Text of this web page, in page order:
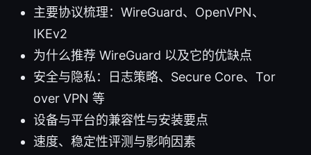
主要协议梳理：WireGuard、OpenVPN、
IKEv2
为什么推荐 WireGuard 以及它的优缺点
安全与隐私：日志策略、Secure Core、Tor
over VPN 等
设备与平台的兼容性与安装要点
速度、稳定性评测与影响因素